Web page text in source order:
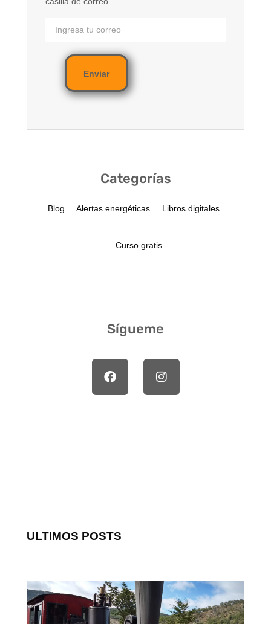
Enviar
Categorías
Blog Alertas energéticas Libros digitales
Curso gratis
Sígueme
ULTIMOS POSTS